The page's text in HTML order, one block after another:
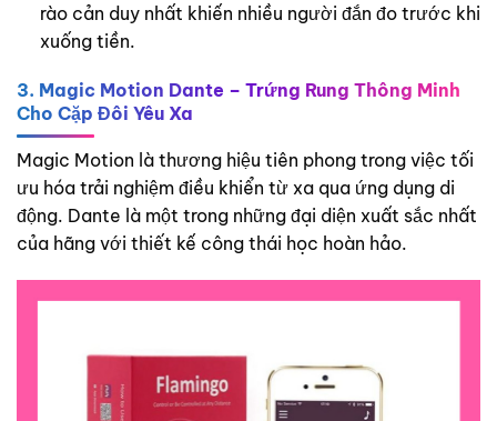
rào cản duy nhất khiến nhiều người đắn đo trước khi
xuống tiền.
3. Magic Motion Dante – Trứng Rung Thông Minh
Cho Cặp Đôi Yêu Xa
Magic Motion là thương hiệu tiên phong trong việc tối
ưu hóa trải nghiệm điều khiển từ xa qua ứng dụng di
động. Dante là một trong những đại diện xuất sắc nhất
của hãng với thiết kế công thái học hoàn hảo.